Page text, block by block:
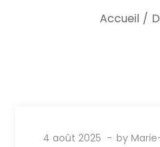
Accueil /
4 août 2025 by